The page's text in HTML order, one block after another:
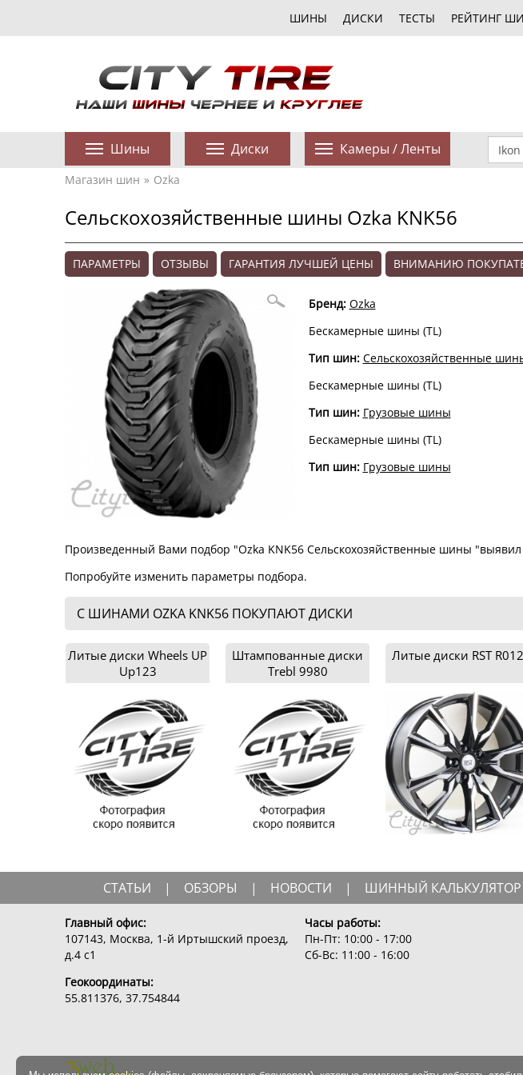
ШИНЫ ДИСКИ ТЕСТЫ РЕЙТИНГ
Шины Диски Камеры / Ленты
Магазин шин Ozka
Сельскохозяйственные шины Ozka KNK56
ПАРАМЕТРЫ ОТЗЫВЫ ГАРАНТИЯ ЛУЧШЕЙ ЦЕНЫ ВНИМАНИЮ
Бренд: Ozka
Бескамерные шины (TL)
Тип шин: Сельскохозяйственные
Бескамерные шины (TL)
Тип шин: Грузовые шины
Бескамерные шины (TL)
Тип шин: Грузовые шины
Произведенный Вами подбор "Ozka KNK56 Сельскохозяйственные шины
Попробуйте изменить параметры подбора.
С ШИНАМИ OZKA KNK56 ПОКУПАЮТ ДИСКИ
Литые диски Wheels UP
Up123
Штампованные диски
Trebl 9980
Литые диски RST R012
СТАТЬИ | ОБЗОРЫ | НОВОСТИ | ШИННЫЙ КАЛЬКУЛЯТОР
Главный офис:
107143, Москва, 1-й Иртышский проезд,
д.4 с1
Геокоординаты:
55.811376, 37.754844
Часы работы:
Пн-Пт: 10:00 - 17:00
Сб-Вс: 11:00 - 16:00